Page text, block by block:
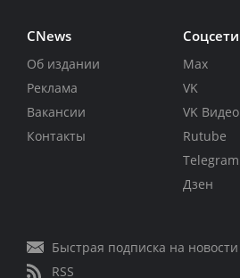
CNews
Об издании
Реклама
Вакансии
Контакты
Соцсети
Max
VK
VK Видео
Rutube
Telegram
Дзен
Быстрая подписка на новости
RSS